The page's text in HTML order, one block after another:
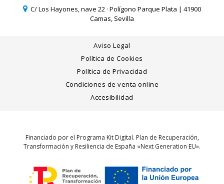
C/ Los Hayones, nave 22 · Polígono Parque Plata | 41900
Camas, Sevilla
Aviso Legal
Política de Cookies
Política de Privacidad
Condiciones de venta online
Accesibilidad
Financiado por el Programa Kit Digital. Plan de Recuperación,
Transformación y Resiliencia de España «Next Generation EU».